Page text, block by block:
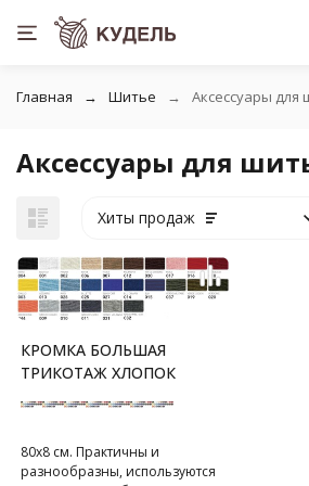
Главная Шитье Аксессуары для
Аксессуары для
Хиты продаж
КРОМКА БОЛЬШАЯ
ТРИКОТАЖ ХЛОПОК
80х8 см. Практичны и
разнообразны, используются